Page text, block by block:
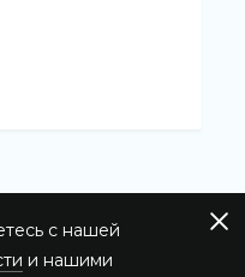
с нашей
и нашими